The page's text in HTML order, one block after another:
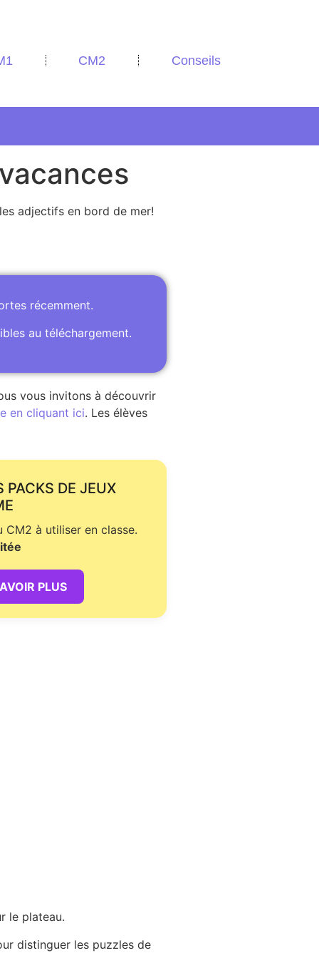
CM2 Conseils
adjectifs en bord de mer!
récemment.
au téléchargement.
vous invitons à découvrir
en cliquant ici. Les élèves
PACKS DE JEUX
CM2 à utiliser en classe.
PLUS
le plateau.
distinguer les puzzles de